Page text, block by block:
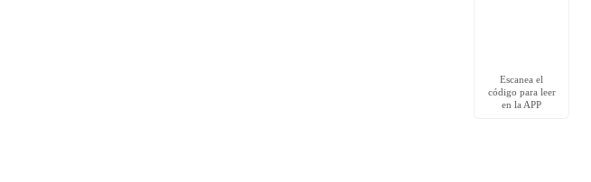
Escanea el
código para leer
en la APP